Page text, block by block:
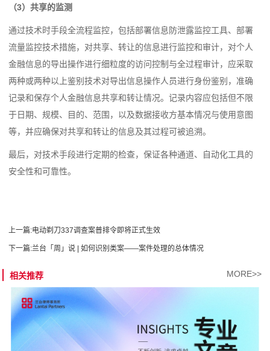
（3）共享的监测
通过技术时手段全流程监控，包括部署信息防泄露监控工具、部署
流量监控技术措施，对共享、转让的信息进行监控和审计，对个人
金融信息的导出操作进行细粒度的访问控制与全过程审计，应采取
两种或两种以上鉴别技术对导出信息操作人员进行身份鉴别，准确
记录和保存个人金融信息共享和转让情况。记录内容应包括但不限
于日期、规模、目的、范围，以及数据接收方基本情况与使用意图
等，并应确保对共享和转让的信息及其过程可被追溯。
最后，对技术手段进行定期的检查，保证各种通道、自动化工具的
安全性和可靠性。
上一篇:电动剃刀337调查案普排令即将正式生效
下一篇:兰台「周」说 | 如何识别类案——案件处理的总体情况
相关推荐 MORE>>